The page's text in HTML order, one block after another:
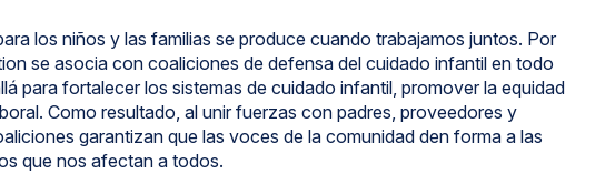
los niños y las familias se produce cuando trabajamos juntos. Por
se asocia con coaliciones de defensa del cuidado infantil en todo
para fortalecer los sistemas de cuidado infantil, promover la equidad
Como resultado, al unir fuerzas con padres, proveedores y
garantizan que las voces de la comunidad den forma a las
que nos afectan a todos.